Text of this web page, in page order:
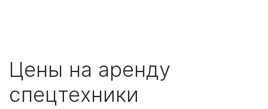
Цены на аренду
спецтехники